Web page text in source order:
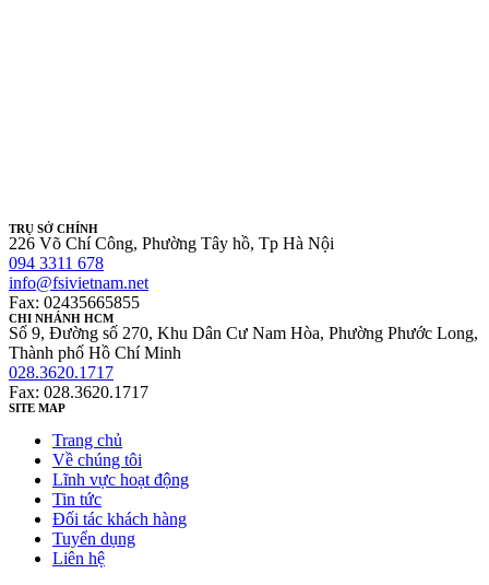
TRỤ SỞ CHÍNH
226 Võ Chí Công, Phường Tây hồ, Tp Hà Nội
094 3311 678
info@fsivietnam.net
Fax: 02435665855
CHI NHÁNH HCM
Số 9, Đường số 270, Khu Dân Cư Nam Hòa, Phường Phước Long,
Thành phố Hồ Chí Minh
028.3620.1717
Fax: 028.3620.1717
SITE MAP
Trang chủ
Về chúng tôi
Lĩnh vực hoạt động
Tin tức
Đối tác khách hàng
Tuyển dụng
Liên hệ